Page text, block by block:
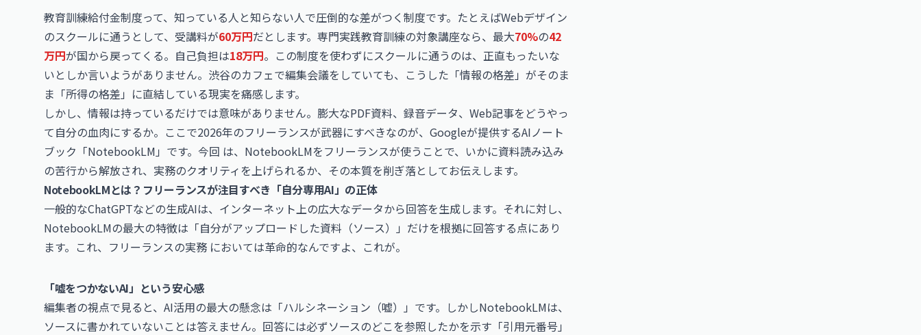
教育訓練給付金制度って、知っている人と知らない人で圧倒的な差がつく制度です。たとえばWebデザイン
のスクールに通うとして、受講料が60万円だとします。専門実践教育訓練の対象講座なら、最大70%の42
万円が国から戻ってくる。自己負担は18万円。この制度を使わずにスクールに通うのは、正直もったいな
いとしか言いようがありません。渋谷のカフェで編集会議をしていても、こうした「情報の格差」がそのま
ま「所得の格差」に直結している現実を痛感します。
しかし、情報は持っているだけでは意味がありません。膨大なPDF資料、録音データ、Web記事をどうやっ
て自分の血肉にするか。ここで2026年のフリーランスが武器にすべきなのが、Googleが提供するAIノート
ブック「NotebookLM」です。今回 は、NotebookLMをフリーランスが使うことで、いかに資料読み込み
の苦行から解放され、実務のクオリティを上げられるか、その本質を削ぎ落としてお伝えします。
NotebookLMとは？フリーランスが注目すべき「自分専用AI」の正体
一般的なChatGPTなどの生成AIは、インターネット上の広大なデータから回答を生成します。それに対し、
NotebookLMの最大の特徴は「自分がアップロードした資料（ソース）」だけを根拠に回答する点にあり
ます。これ、フリーランスの実務 においては革命的なんですよ、これが。
「嘘をつかないAI」という安心感
編集者の視点で見ると、AI活用の最大の懸念は「ハルシネーション（嘘）」です。しかしNotebookLMは、
ソースに書かれていないことは答えません。回答には必ずソースのどこを参照したかを示す「引用元番号」